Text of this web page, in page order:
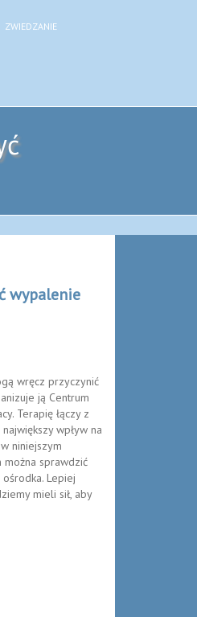
ZWIEDZANIE
wypalenie
wręcz przyczynić
ją Centrum
Terapię łączy z
wpływ na
niniejszym
sprawdzić
Lepiej
mieli sił, aby